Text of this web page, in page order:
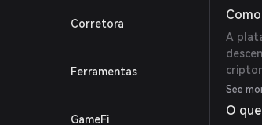
Corretora
Ferramentas
GameFi
os
A
See
O